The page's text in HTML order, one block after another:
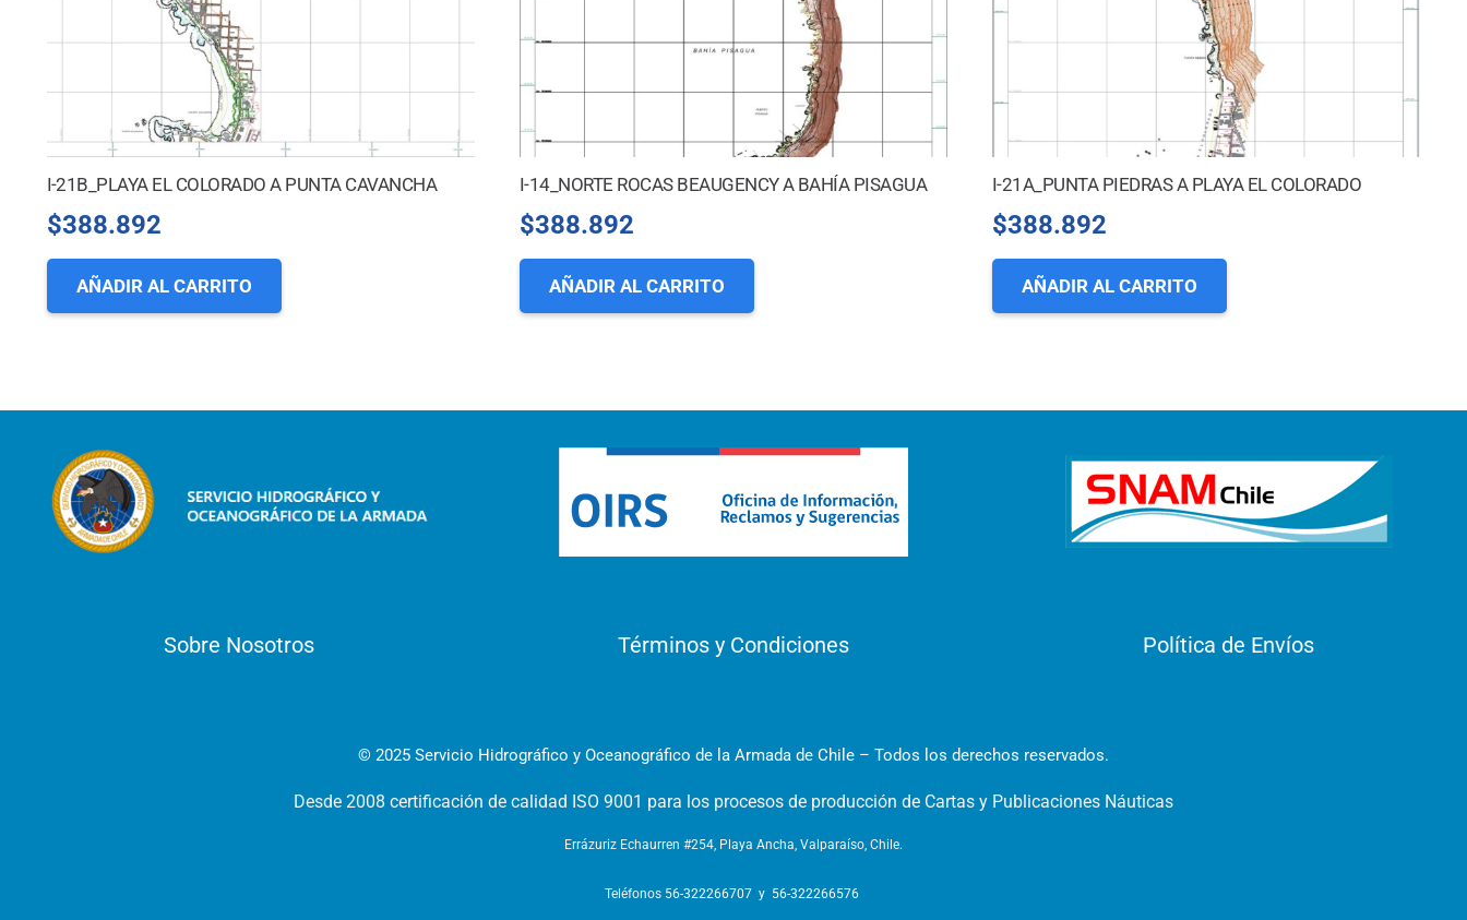
I-21B_PLAYA EL COLORADO A PUNTA CAVANCHA
$388.892
AÑADIR AL CARRITO
I-14_NORTE ROCAS BEAUGENCY A BAHÍA PISAGUA
$388.892
AÑADIR AL CARRITO
I-21A_PUNTA PIEDRAS A PLAYA EL COLORADO
$388.892
AÑADIR AL CARRITO
Sobre Nosotros Términos y Condiciones Política de Envíos
© 2025 Servicio Hidrográfico y Oceanográfico de la Armada de Chile – Todos los derechos reservados.
Desde 2008 certificación de calidad ISO 9001 para los procesos de producción de Cartas y Publicaciones Náuticas
Errázuriz Echaurren #254, Playa Ancha, Valparaíso, Chile.
Teléfonos 56-322266707 y 56-322266576